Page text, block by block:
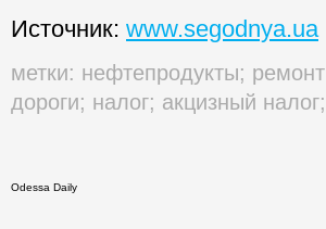
Источник: www.segodnya.ua
метки: нефтепродукты; ремонт
дороги; налог; акцизный налог;
Odessa Daily